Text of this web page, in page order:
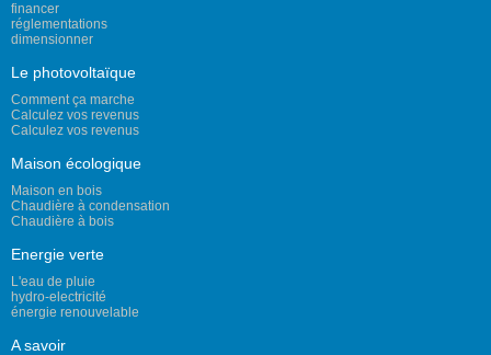
financer
réglementations
dimensionner
Le photovoltaïque
Comment ça marche
Calculez vos revenus
Calculez vos revenus
Maison écologique
Maison en bois
Chaudière à condensation
Chaudière à bois
Energie verte
L'eau de pluie
hydro-electricité
énergie renouvelable
A savoir